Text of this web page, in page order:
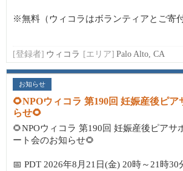
※無料（ウィコラはボランティアとご寄
[登録者] ウィコラ [エリア] Palo Alto, CA
お知らせ
🌻NPOウィコラ 第190回 妊娠産後ピ
らせ🌻
🌻NPOウィコラ 第190回 妊娠産後ピアサ
ート会のお知らせ🌻
📅 PDT 2026年8月21日(金) 20時～21時30